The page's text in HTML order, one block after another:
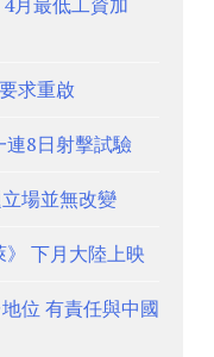
求重啟
連8日射擊試驗
場並無改變
》 下月大陸上映
位 有責任與中國